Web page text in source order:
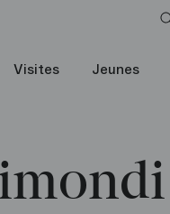
Visites Jeunes